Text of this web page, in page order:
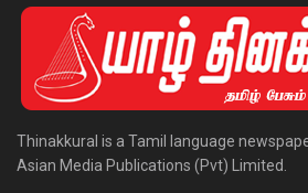
Thinakkural is a Tamil language
Asian Media Publications (Pvt) Limited.